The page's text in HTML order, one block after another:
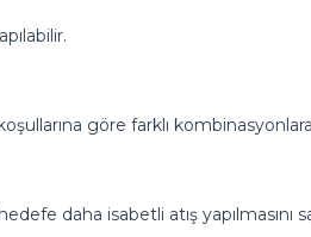
göre farklı
daha isabetli atış yapılmasını